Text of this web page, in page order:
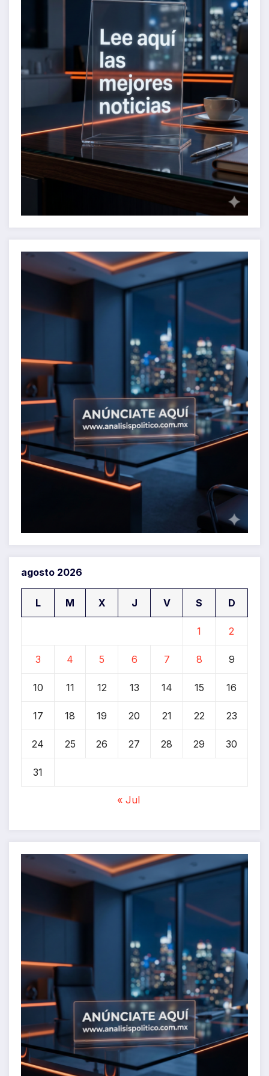
agosto 2026
L M X J V S D
1 2
3 4 5 6 7 8 9
10 11 12 13 14 15 16
17 18 19 20 21 22 23
24 25 26 27 28 29 30
31
« Jul